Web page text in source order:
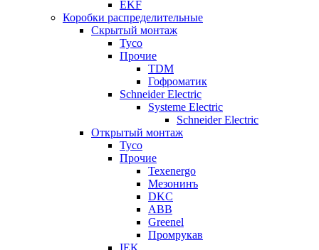
EKF
Коробки распределительные
Скрытый монтаж
Tyco
Прочие
TDM
Гофроматик
Schneider Electric
Systeme Electric
Schneider Electric
Открытый монтаж
Tyco
Прочие
Texenergo
Мезонинъ
DKC
ABB
Greenel
Промрукав
IEK